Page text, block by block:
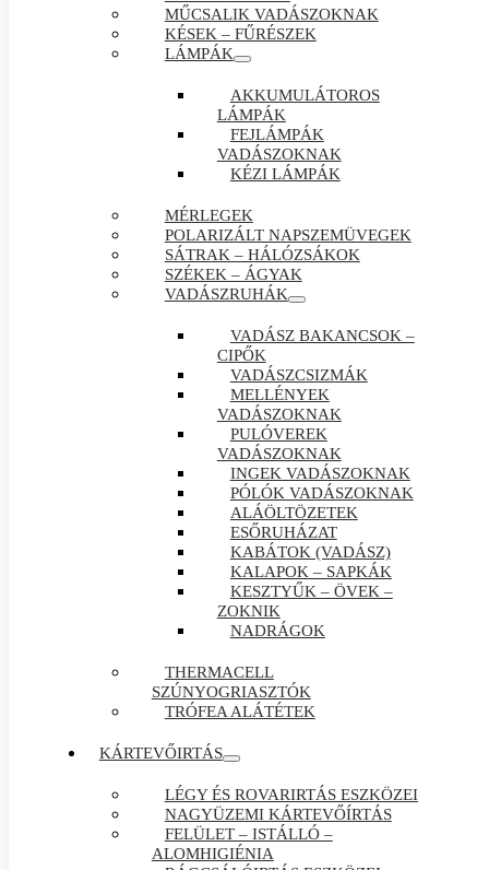
MŰCSALIK VADÁSZOKNAK
KÉSEK – FŰRÉSZEK
LÁMPÁK
AKKUMULÁTOROS
LÁMPÁK
FEJLÁMPÁK
VADÁSZOKNAK
KÉZI LÁMPÁK
MÉRLEGEK
POLARIZÁLT NAPSZEMÜVEGEK
SÁTRAK – HÁLÓZSÁKOK
SZÉKEK – ÁGYAK
VADÁSZRUHÁK
VADÁSZ BAKANCSOK –
CIPŐK
VADÁSZCSIZMÁK
MELLÉNYEK
VADÁSZOKNAK
PULÓVEREK
VADÁSZOKNAK
INGEK VADÁSZOKNAK
PÓLÓK VADÁSZOKNAK
ALÁÖLTÖZETEK
ESŐRUHÁZAT
KABÁTOK (VADÁSZ)
KALAPOK – SAPKÁK
KESZTYŰK – ÖVEK –
ZOKNIK
NADRÁGOK
THERMACELL
SZÚNYOGRIASZTÓK
TRÓFEA ALÁTÉTEK
KÁRTEVŐIRTÁS
LÉGY ÉS ROVARIRTÁS ESZKÖZEI
NAGYÜZEMI KÁRTEVŐÍRTÁS
FELÜLET – ISTÁLLÓ –
ALOMHIGIÉNIA